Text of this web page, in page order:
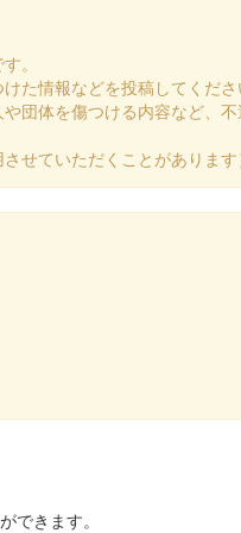
立前橋高等学校書道部のブ
。
た情報などを投稿してくださ
体を傷つける内容など、不
せていただくことがあります
できます。